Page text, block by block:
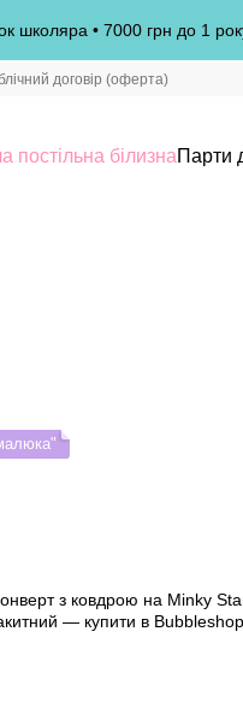
школяра • 7000 грн до 1
договір (оферта)
постільна білизнаПарти